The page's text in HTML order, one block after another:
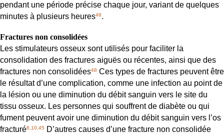
pendant une période précise chaque jour, variant de quelques
minutes à plusieurs heures48.
Fractures non consolidées
Les stimulateurs osseux sont utilisés pour faciliter la
consolidation des fractures aiguës ou récentes, ainsi que des
fractures non consolidées48 Ces types de fractures peuvent être
le résultat d’une complication, comme une infection au point de
la lésion ou une diminution du débit sanguin vers le site du
tissu osseux. Les personnes qui souffrent de diabète ou qui
fument peuvent avoir une diminution du débit sanguin vers l’os
fracturé8,10,45
D’autres causes d’une fracture non consolidée